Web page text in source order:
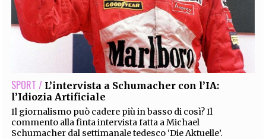
SPORT / L’intervista a Schumacher con l’IA:
l’Idiozia Artificiale
Il giornalismo può cadere più in basso di così? Il
commento alla finta intervista fatta a Michael
Schumacher dal settimanale tedesco ‘Die Aktuelle’.